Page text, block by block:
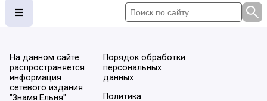
На данном сайте
распространяется
информация
сетевого издания
"Знамя.Ельня".
Порядок обработки
персональных
данных
Политика